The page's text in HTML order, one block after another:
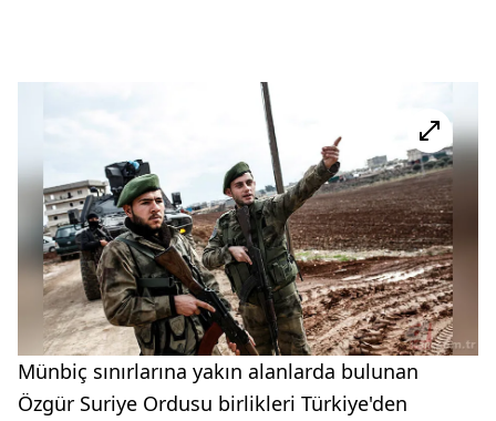
Münbiç sınırlarına yakın alanlarda bulunan
Özgür Suriye Ordusu birlikleri Türkiye'den